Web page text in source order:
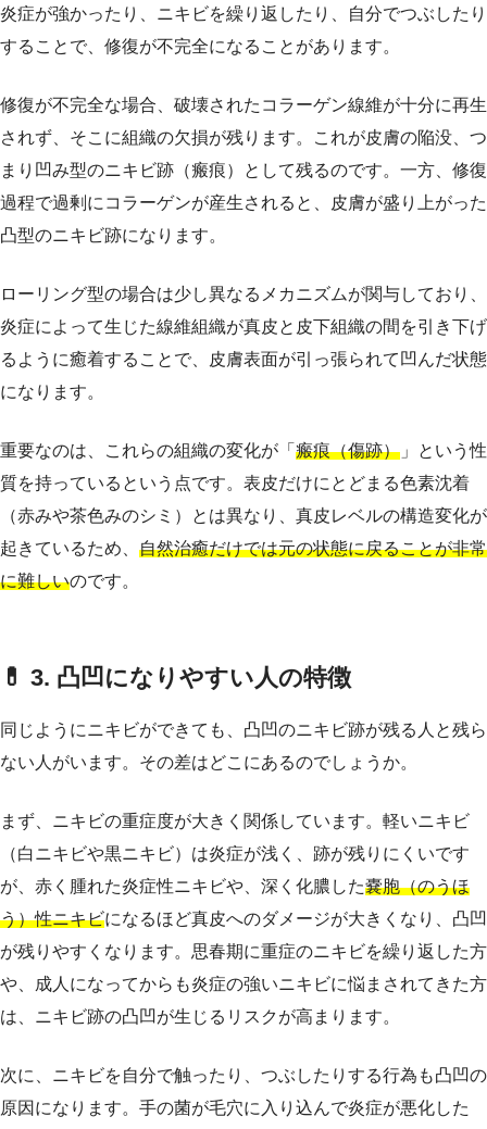
炎症が強かったり、ニキビを繰り返したり、自分でつぶしたり
することで、修復が不完全になることがあります。
修復が不完全な場合、破壊されたコラーゲン線維が十分に再生
されず、そこに組織の欠損が残ります。これが皮膚の陥没、つ
まり凹み型のニキビ跡（瘢痕）として残るのです。一方、修復
過程で過剰にコラーゲンが産生されると、皮膚が盛り上がった
凸型のニキビ跡になります。
ローリング型の場合は少し異なるメカニズムが関与しており、
炎症によって生じた線維組織が真皮と皮下組織の間を引き下げ
るように癒着することで、皮膚表面が引っ張られて凹んだ状態
になります。
重要なのは、これらの組織の変化が「 瘢痕（傷跡） 」という性
質を持っているという点です。表皮だけにとどまる色素沈着
（赤みや茶色みのシミ）とは異なり、真皮レベルの構造変化が
起きているため、 自然治癒だけでは元の状態に戻ることが非常
に難しいのです。
💊 3. 凸凹になりやすい人の特徴
同じようにニキビができても、凸凹のニキビ跡が残る人と残ら
ない人がいます。その差はどこにあるのでしょうか。
まず、ニキビの重症度が大きく関係しています。軽いニキビ
（白ニキビや黒ニキビ）は炎症が浅く、跡が残りにくいです
が、赤く腫れた炎症性ニキビや、深く化膿した嚢胞（のうほ
う）性ニキビになるほど真皮へのダメージが大きくなり、凸凹
が残りやすくなります。思春期に重症のニキビを繰り返した方
や、成人になってからも炎症の強いニキビに悩まされてきた方
は、ニキビ跡の凸凹が生じるリスクが高まります。
次に、ニキビを自分で触ったり、つぶしたりする行為も凸凹の
原因になります。手の菌が毛穴に入り込んで炎症が悪化した